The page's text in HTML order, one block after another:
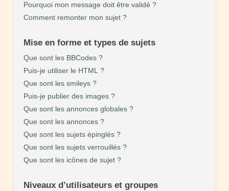
Pourquoi mon message doit être validé ?
Comment remonter mon sujet ?
Mise en forme et types de sujets
Que sont les BBCodes ?
Puis-je utiliser le HTML ?
Que sont les smileys ?
Puis-je publier des images ?
Que sont les annonces globales ?
Que sont les annonces ?
Que sont les sujets épinglés ?
Que sont les sujets verrouillés ?
Que sont les icônes de sujet ?
Niveaux d’utilisateurs et groupes